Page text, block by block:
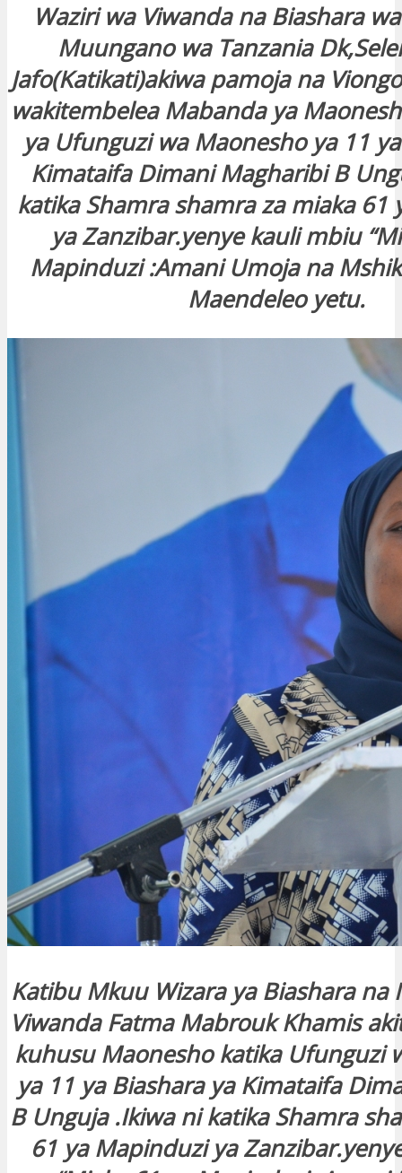
Waziri wa Viwanda na Biashara
Muungano wa Tanzania
Jafo(Katikati)akiwa pamoja na
wakitembelea Mabanda ya
ya Ufunguzi wa Maonesho ya 11
Kimataifa Dimani Magharibi B
katika Shamra shamra za miaka 61
ya Zanzibar.yenye kauli mbiu
Mapinduzi :Amani Umoja na
Maendeleo yetu.
Katibu Mkuu Wizara ya Biashara na
Viwanda Fatma Mabrouk Khamis
kuhusu Maonesho katika Ufunguzi
ya 11 ya Biashara ya Kimataifa
B Unguja .Ikiwa ni katika Shamra
61 ya Mapinduzi ya